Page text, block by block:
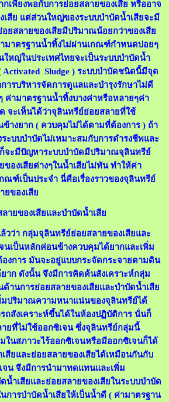
เพียงพอกับการย่อยสลายของเสีย หรืออาจ
สีย แต่ส่วนใหญ่ของระบบบำบัดน้ำเสียจะมี
สลายของเสียมีปริมาณน้อยกว่าของเสีย
ามาตรฐานน้ำทิ้งไม่ผ่านเกณฑ์กำหนดบ่อยๆ
ใหญ่ในประเทศไทยจะเป็นระบบบำบัดน้ำ
Activated Sludge ) ระบบบำบัดชนิดนี้มีจุด
ารบริหารจัดการดูแลและบำรุงรักษาไม่ดี
ค่ามาตรฐานน้ำทิ้งบางค่าหรือหลายๆค่า
จะเห็นได้ว่าจุลินทรีย์ย่อยสลายที่ใช้
างยาก ( ควบคุมไม่ได้ตามที่ต้องการ ) ถ้า
ะบบบำบัดไม่เหมาะสมกับการดำรงชีพและ
จะมีปัญหาระบบบำบัดมีปริมาณจุลินทรีย์
องเสียต่างๆในน้ำเสียไม่ทัน ทำให้ค่า
ณฑ์เป็นประจำ นี่คือเรื่องราวของจุลินทรีย์
ยของเสีย
ายของเสียและบำบัดน้ำเสีย
วว่า กลุ่มจุลินทรีย์ย่อยสลายของเสียและ
นเป็นหลักค่อนข้างควบคุมได้ยากและเพิ่ม
งการ มันจะอยู่แบบกระจัดกระจายตามดิน
าก ดังนั้น จึงมีการคิดค้นสังเคราะห์กลุ่ม
านการย่อยสลายของเสียและบำบัดน้ำเสีย
มปริมาณความหนาแน่นของจุลินทรีย์ได้
ถสังเคราะห์ขึ้นได้ในห้องปฏิบัติการ นั่นก็
ยที่ไม่ใช้ออกซิเจน ซึ่งจุลินทรีย์กลุ่มนี้
ในสภาวะไร้ออกซิเจนหรือมีออกซิเจนก็ได้
สียและย่อยสลายของเสียได้เหมือนกันกับ
น จึงมีการนำมาทดแทนและเพิ่ม
น้ำเสียและย่อยสลายของเสียในระบบบำบัด
การบำบัดน้ำเสียให้เป็นน้ำดี ( ค่ามาตรฐาน